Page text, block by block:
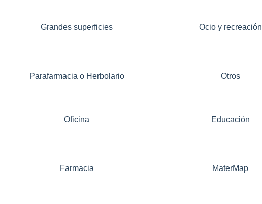
Grandes superficies Ocio y recreación
Parafarmacia o Herbolario Otros
Oficina Educación
Farmacia MaterMap